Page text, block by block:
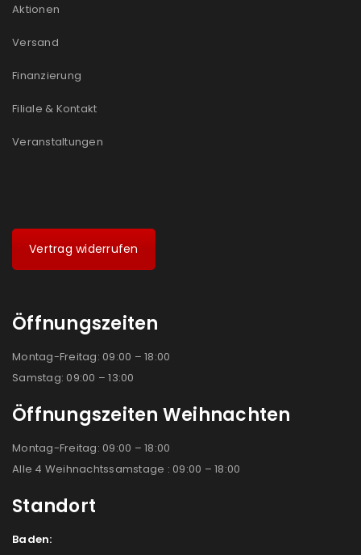
Aktionen
Versand
Finanzierung
Filiale & Kontakt
Veranstaltungen
Vertrag widerrufen
Öffnungszeiten
Montag-Freitag: 09:00 – 18:00
Samstag: 09:00 – 13:00
Öffnungszeiten Weihnachten
Montag-Freitag: 09:00 – 18:00
Alle 4 Weihnachtssamstage : 09:00 – 18:00
Standort
Baden: